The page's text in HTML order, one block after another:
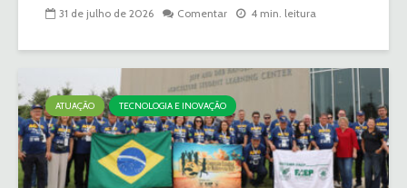
31 de julho de 2026 Comentar 4 min. leitura
ATUAÇÃO TECNOLOGIA E INOVAÇÃO